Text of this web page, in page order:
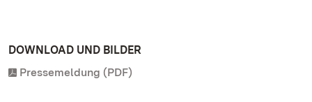
DOWNLOAD UND BILDER
Pressemeldung (PDF)